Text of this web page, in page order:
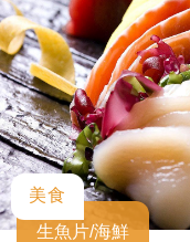
美食
生魚片/海鮮